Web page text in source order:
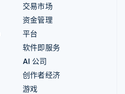
交易市场
资金管理
平台
软件即服务
AI 公司
创作者经济
游戏